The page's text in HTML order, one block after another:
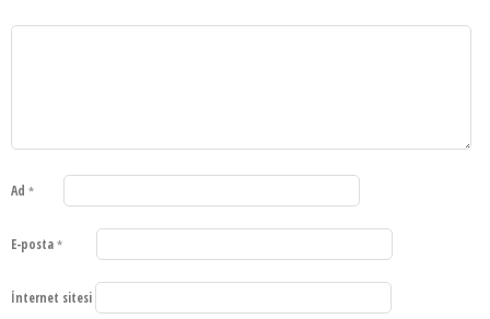
Ad *
E-posta *
İnternet sitesi